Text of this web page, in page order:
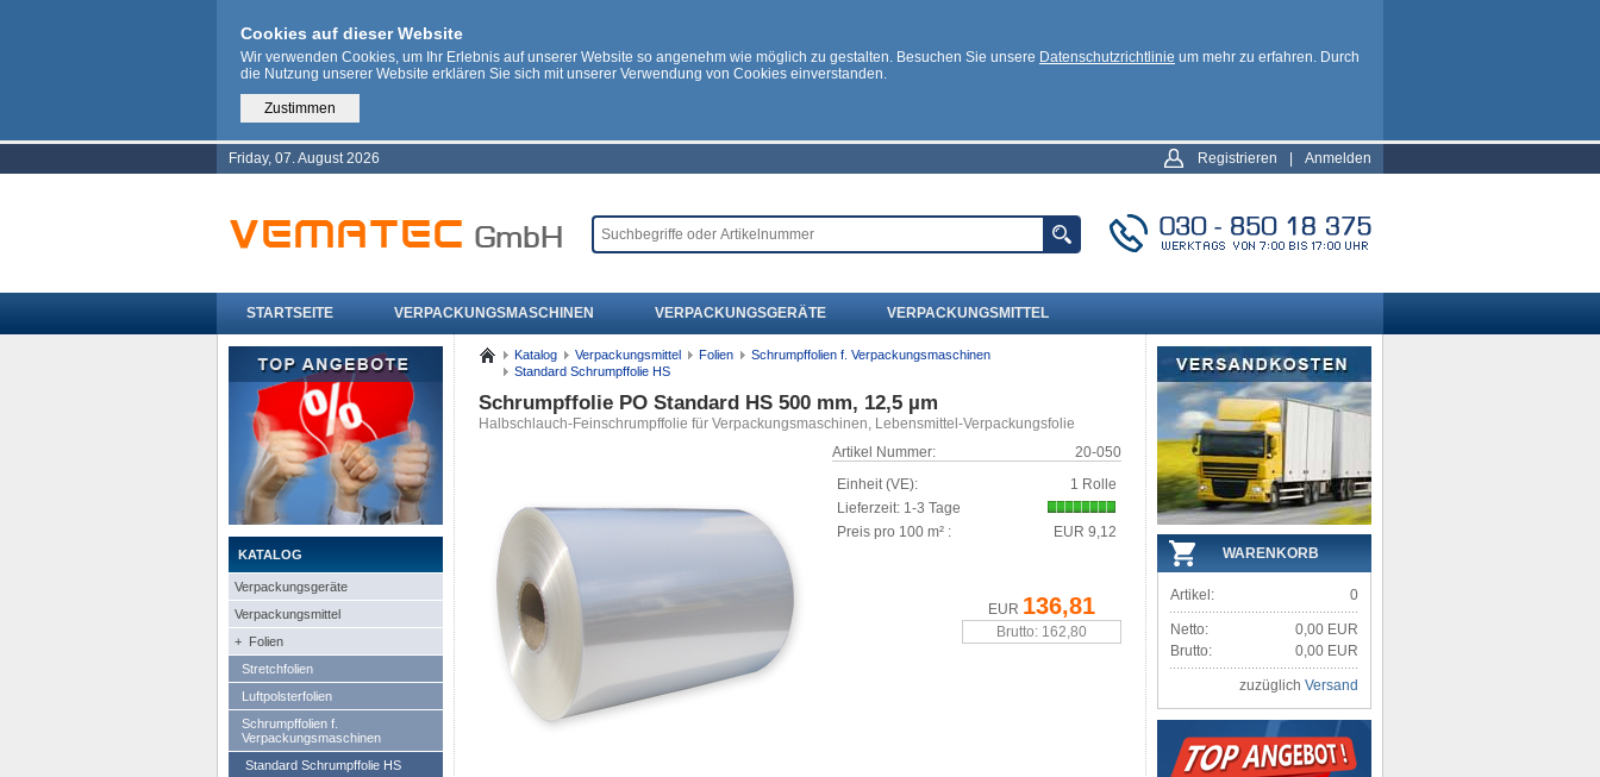
Cookies auf dieser Website
Wir verwenden Cookies, um Ihr Erlebnis auf unserer Website so angenehm wie möglich zu gestalten. Besuchen Sie unsere Datenschutzrichtlinie um mehr zu erfahren. Durch
die Nutzung unserer Website erklären Sie sich mit unserer Verwendung von Cookies einverstanden.
Zustimmen
Friday, 07. August 2026 Registrieren Anmelden
STARTSEITE VERPACKUNGSMASCHINEN VERPACKUNGSGERÄTE VERPACKUNGSMITTEL
KATALOG
Verpackungsgeräte
Verpackungsmittel
+ Folien
Stretchfolien
Luftpolsterfolien
Schrumpffolien f.
Verpackungsmaschinen
Standard Schrumpffolie HS
Katalog Verpackungsmittel Folien
Schrumpffolien f. Verpackungsmaschinen
Standard Schrumpffolie HS
Schrumpffolie PO Standard HS 500 mm, 12,5 µm
Halbschlauch-Feinschrumpffolie für Verpackungsmaschinen, Lebensmittel-Verpackungsfolie
Artikel Nummer:
20-050
Einheit (VE):
1 Rolle
Lieferzeit: 1-3 Tage
Preis pro 100 m² :
EUR 9,12
EUR 136,81
Brutto: 162,80
WARENKORB
Artikel: 0
Netto:
0,00 EUR
Brutto:
0,00 EUR
zuzüglich Versand